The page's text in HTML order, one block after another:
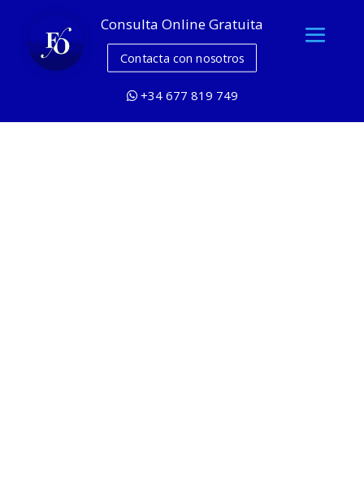
Consulta Online Gratuita
Contacta con nosotros
+34 677 819 749